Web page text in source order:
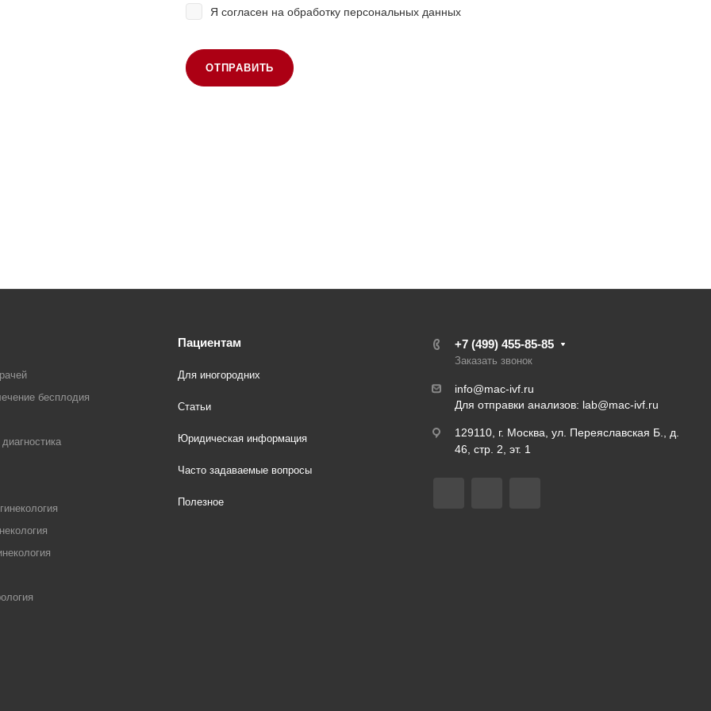
Я согласен на обработку персональных данных
ОТПРАВИТЬ
бесплодия
Пациентам
Для иногородних
Статьи
Юридическая информация
Часто задаваемые вопросы
Полезное
+7 (499) 455-85-85
Заказать звонок
info@mac-ivf.ru
Для отправки анализов: lab@mac-ivf.ru
129110, г. Москва, ул. Переяславская Б., д.
46, стр. 2, эт. 1